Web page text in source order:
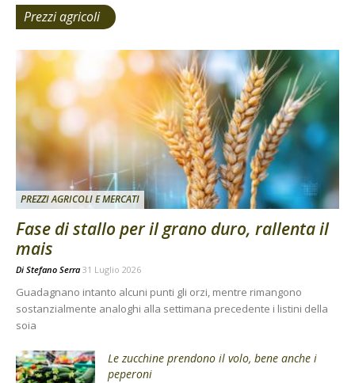
Prezzi agricoli
PREZZI AGRICOLI E MERCATI
Fase di stallo per il grano duro, rallenta il
mais
Di Stefano Serra 31 Luglio 2026
Guadagnano intanto alcuni punti gli orzi, mentre rimangono
sostanzialmente analoghi alla settimana precedente i listini della
soia
Le zucchine prendono il volo, bene anche i
peperoni